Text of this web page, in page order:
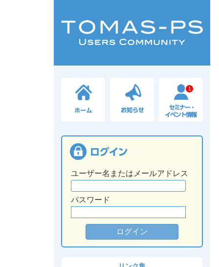
1
ユーザー名またはメールアドレス
パスワード